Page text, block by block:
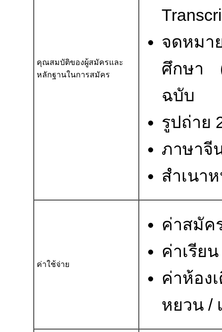
คุณสมบัติของผู้สมัครและ
หลักฐานในการสมัคร
จดหมา
ศึกษา
ฉบับ
รูปถ่าย
ภาษาจี
สำเนา
ค่าใช้จ่าย
ค่าสมัค
ค่าเรีย
ค่าห้อง
หยวน /